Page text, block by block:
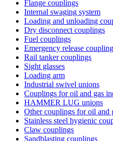
Flange couplings
Internal swaging system
Loading and unloading
Dry disconnect couplings
Fuel couplings
Emergency release
Rail tanker couplings
Sight glasses
Loading arm
Industrial swivel unions
Couplings for oil and gas
HAMMER LUG unions
Other couplings for oil and
Stainless steel hygienic
Claw couplings
Sandblasting couplings